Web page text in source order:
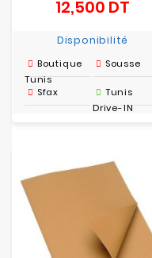
12,500 DT
Disponibilité
Boutique
Tunis
Sousse
Sfax
Tunis
Drive-IN